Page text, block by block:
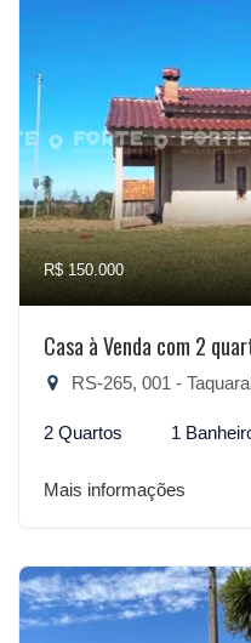
R$ 150.000
Casa à Venda com 2
RS-265, 001 -
2 Quartos 1
Mais informações